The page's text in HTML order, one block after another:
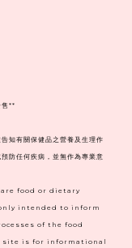
售**
知有關保健品之營養及生理作
防任何疾病，並無作為專業意
food or dietary
intended to inform
of the food
site is for informational